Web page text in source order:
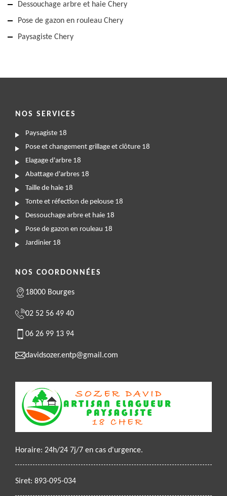
Dessouchage arbre et haie Chery
Pose de gazon en rouleau Chery
Paysagiste Chery
NOS SERVICES
Paysagiste 18
Pose et changement grillage et clôture 18
Elagage d'arbre 18
Abattage d'arbres 18
Taille de haie 18
Tonte et réfection de pelouse 18
Dessouchage arbre et haie 18
Pose de gazon en rouleau 18
Jardinier 18
NOS COORDONNÉES
18000 Bourges
02 52 56 49 40
06 26 99 13 94
davidsozer.entp@gmail.com
Horaire: 24h/24 7j/7 en cas d'urgence.
Siret: 893-095-034